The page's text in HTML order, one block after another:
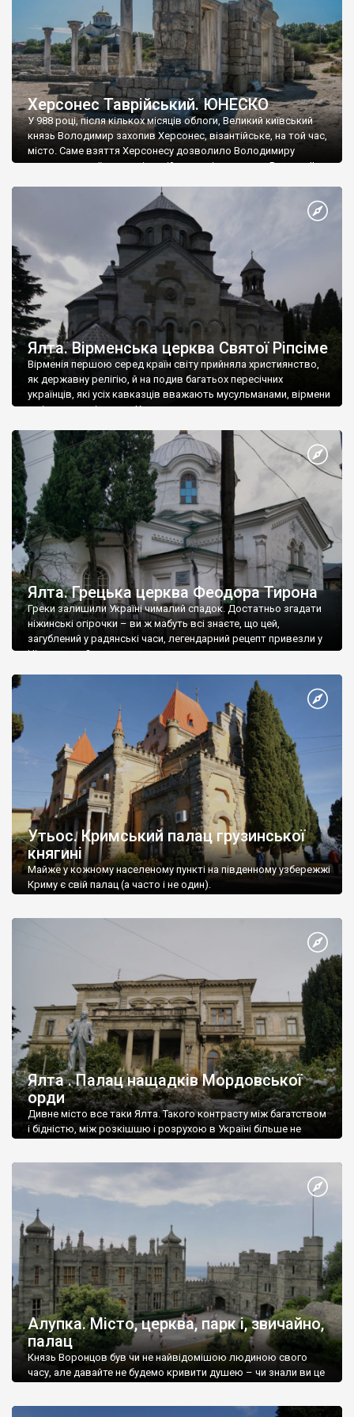
Херсонес Таврійський. ЮНЕСКО
У 988 році, після кількох місяців облоги, Великий київський
князь Володимир захопив Херсонес, візантійське, на той час,
місто. Саме взяття Херсонесу дозволило Володимиру
диктувати свої умови візантійському імператору Василю ІІ, та
Херсонесі Володимир-язичник, став Василем-християнином.
А потім було Хрещення Русі. На честь Херсонесу Таврійського
Ялта. Вірменська церква Святої Ріпсіме
Вірменія першою серед країн світу прийняла християнство,
як державну релігію, й на подив багатьох пересічних
українців, які усіх кавказців вважають мусульманами, вірмени
є відданими вірянами Христа
Ялта. Грецька церква Феодора Тирона
Греки залишили Україні чималий спадок. Достатньо згадати
ніжинські огірочки – ви ж мабуть всі знаєте, що цей,
загублений у радянські часи, легендарний рецепт привезли у
Ніжин греки?
Утьос. Кримський палац грузинської
княгині
Майже у кожному населеному пункті на південному узбережжі
Криму є свій палац (а часто і не один).
Ялта . Палац нащадків Мордовської
орди
Дивне місто все таки Ялта. Такого контрасту між багатством
і бідністю, між розкішшю і розрухою в Україні більше не
Алупка. Місто, церква, парк і, звичайно,
палац
Князь Воронцов був чи не найвідомішою людиною свого
часу, але давайте не будемо кривити душею – чи знали ви це